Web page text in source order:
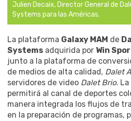
Julien Decaix, Director General de
Systems para las Américas.
La plataforma Galaxy MAM de
Systems adquirida por Win
junto a la plataforma de
de medios de alta calidad, Dalet
servidores de video Dalet Brio.
permitirá al canal de deportes
manera integrada los flujos de
en la preparación de programas,